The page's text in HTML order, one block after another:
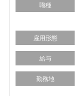
職種
雇用形態
給与
勤務地